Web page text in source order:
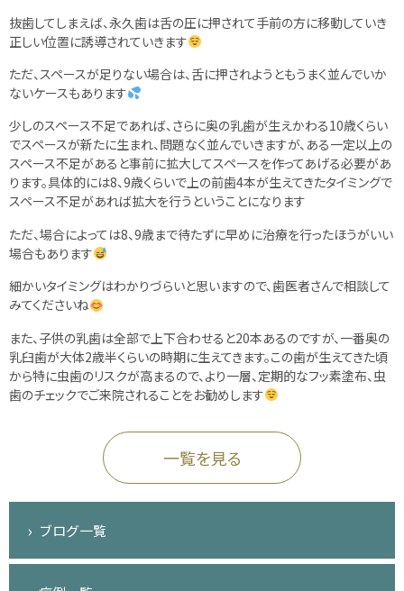
抜歯してしまえば、永久歯は舌の圧に押されて手前の方に移動していき
正しい位置に誘導されていきます
ただ、スペースが足りない場合は、舌に押されようともうまく並んでいか
ないケースもあります
少しのスペース不足であれば、さらに奥の乳歯が生えかわる10歳くらい
でスペースが新たに生まれ、問題なく並んでいきますが、ある一定以上の
スペース不足があると事前に拡大してスペースを作ってあげる必要があ
ります。具体的には8、9歳くらいで上の前歯4本が生えてきたタイミングで
スペース不足があれば拡大を行うということになります
ただ、場合によっては8、9歳まで待たずに早めに治療を行ったほうがいい
場合もあります
細かいタイミングはわかりづらいと思いますので、歯医者さんで相談して
みてくださいね
また、子供の乳歯は全部で上下合わせると20本あるのですが、一番奥の
乳臼歯が大体2歳半くらいの時期に生えてきます。この歯が生えてきた頃
から特に虫歯のリスクが高まるので、より一層、定期的なフッ素塗布、虫
歯のチェックでご来院されることをお勧めします
一覧を見る
ブログ一覧